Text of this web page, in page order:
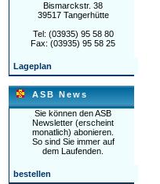
Bismarckstr. 38
39517 Tangerhütte
Tel: (03935) 95 58 80
Fax: (03935) 95 58 25
Lageplan
ASB News
Sie können den ASB
Newsletter (erscheint
monatlich) abonieren.
So sind Sie immer auf
dem Laufenden.
bestellen